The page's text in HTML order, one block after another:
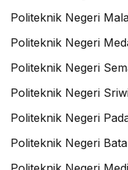
Politeknik Negeri
Politeknik Negeri
Politeknik Negeri
Politeknik Negeri
Politeknik Negeri
Politeknik Negeri